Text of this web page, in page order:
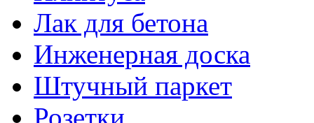
Лак для бетона
Инженерная доска
Штучный паркет